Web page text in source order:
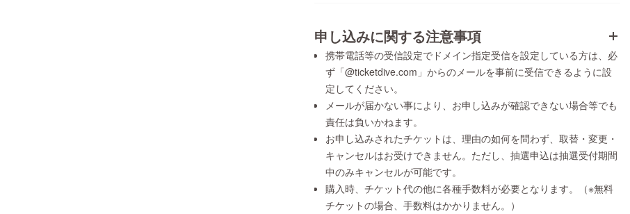
申し込みに関する注意事項
携帯電話等の受信設定でドメイン指定受信を設定している方は、必
ず「@ticketdive.com」からのメールを事前に受信できるように設
定してください。
メールが届かない事により、お申し込みが確認できない場合等でも
責任は負いかねます。
お申し込みされたチケットは、理由の如何を問わず、取替・変更・
キャンセルはお受けできません。ただし、抽選申込は抽選受付期間
中のみキャンセルが可能です。
購入時、チケット代の他に各種手数料が必要となります。（※無料
チケットの場合、手数料はかかりません。）